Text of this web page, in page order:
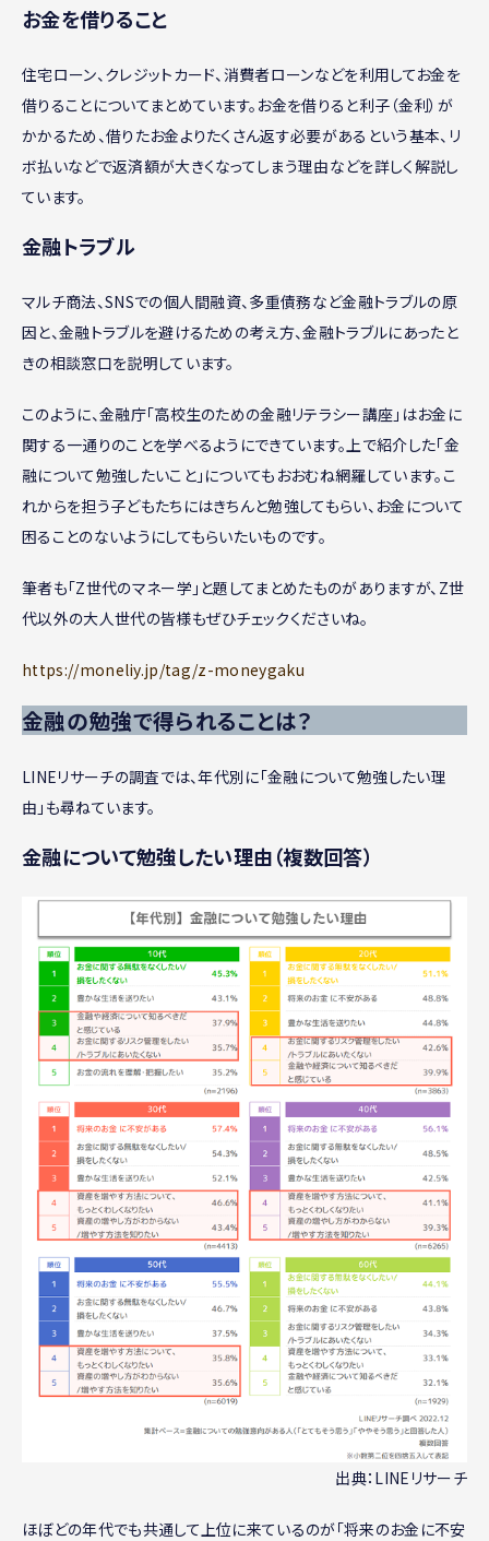
お金を借りること
住宅ローン、クレジットカード、消費者ローンなどを利用してお金を
借りることについてまとめています。お金を借りると利子（金利）が
かかるため、借りたお金よりたくさん返す必要があるという基本、リ
ボ払いなどで返済額が大きくなってしまう理由などを詳しく解説し
ています。
金融トラブル
マルチ商法、SNSでの個人間融資、多重債務など金融トラブルの原
因と、金融トラブルを避けるための考え方、金融トラブルにあったと
きの相談窓口を説明しています。
このように、金融庁「高校生のための金融リテラシー講座」はお金に
関する一通りのことを学べるようにできています。上で紹介した「金
融について勉強したいこと」についてもおおむね網羅しています。こ
れからを担う子どもたちにはきちんと勉強してもらい、お金について
困ることのないようにしてもらいたいものです。
筆者も「Z世代のマネー学」と題してまとめたものがありますが、Z世
代以外の大人世代の皆様もぜひチェックくださいね。
https://moneliy.jp/tag/z-moneygaku
金融の勉強で得られることは？
LINEリサーチの調査では、年代別に「金融について勉強したい理
由」も尋ねています。
金融について勉強したい理由（複数回答）
出典：LINEリサーチ
ほぼどの年代でも共通して上位に来ているのが「将来のお金に不安